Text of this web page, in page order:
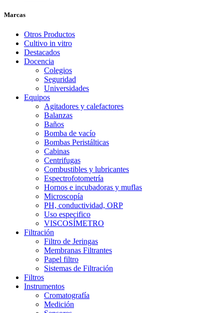
Marcas
Otros Productos
Cultivo in vitro
Destacados
Docencia
Colegios
Seguridad
Universidades
Equipos
Agitadores y calefactores
Balanzas
Baños
Bomba de vacío
Bombas Peristálticas
Cabinas
Centrifugas
Combustibles y lubricantes
Espectrofotometría
Hornos e incubadoras y muflas
Microscopía
PH, conductividad, ORP
Uso especifico
VISCOSÍMETRO
Filtración
Filtro de Jeringas
Membranas Filtrantes
Papel filtro
Sistemas de Filtración
Filtros
Instrumentos
Cromatografía
Medición